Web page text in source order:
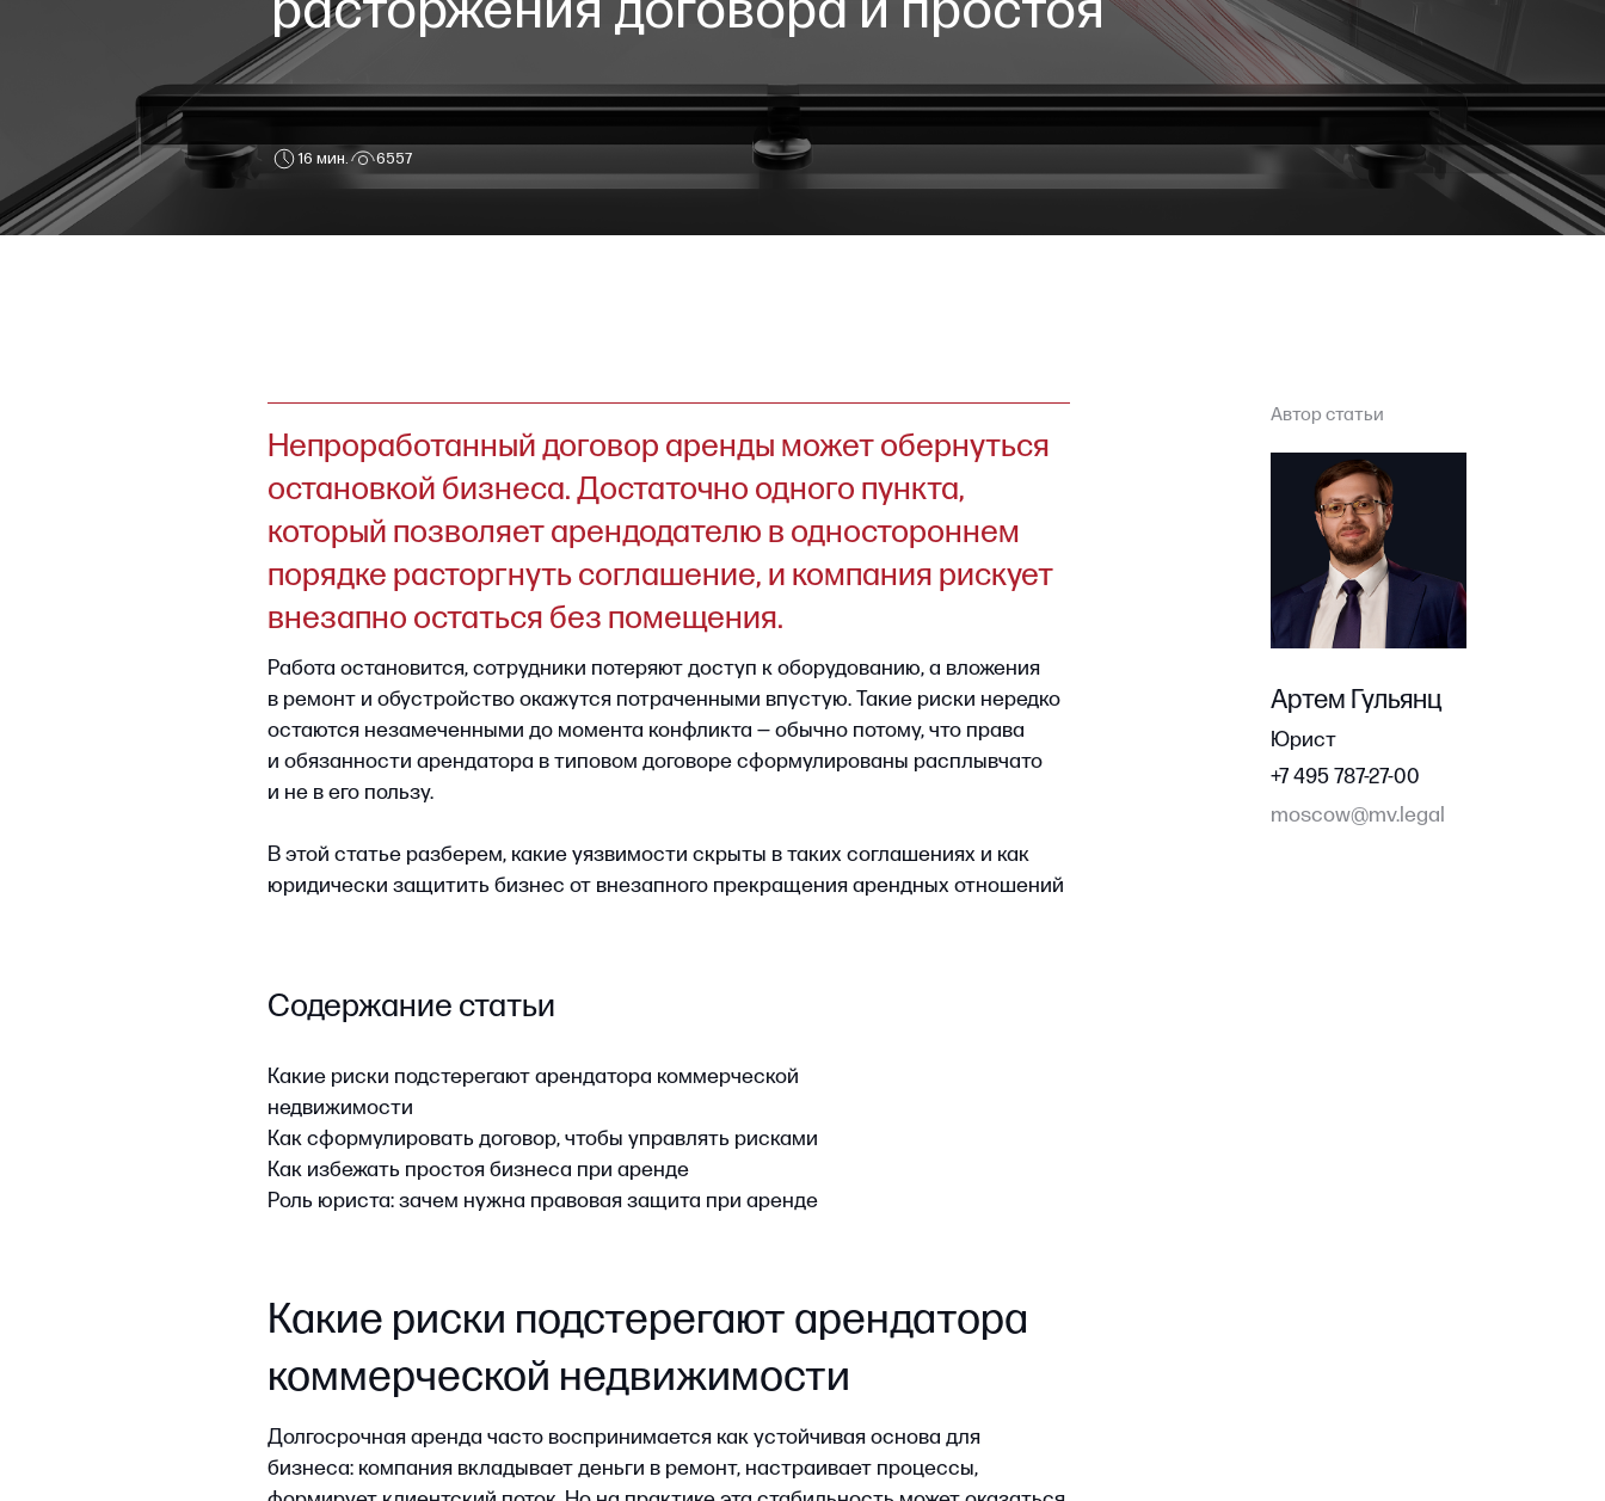
16 мин. 6557
порядке расторгнуть соглашение, и компания рискует
внезапно остаться без помещения.
Работа остановится, сотрудники потеряют доступ к оборудованию, а вложения
в ремонт и обустройство окажутся потраченными впустую. Такие риски нередко
остаются незамеченными до момента конфликта — обычно потому, что права
и обязанности арендатора в типовом договоре сформулированы расплывчато
В этой статье разберем, какие уязвимости скрыты в таких соглашениях и как
юридически защитить бизнес от внезапного прекращения арендных отношений
и простоя.
Содержание статьи
Роль юриста: зачем нужна правовая защита при аренде
Какие риски подстерегают арендатора
коммерческой недвижимости
иллюзией. Как правило, в типовом договоре арендодатель сохраняет множество
инструментов давления — от ограничения доступа в помещение до скрытых
возможностей расторжения договора аренды.
Бессрочный договор. Если срок аренды не определен, любая из сторон может
расторгнуть договор, уведомив другую сторону за три месяца. Такая ситуация